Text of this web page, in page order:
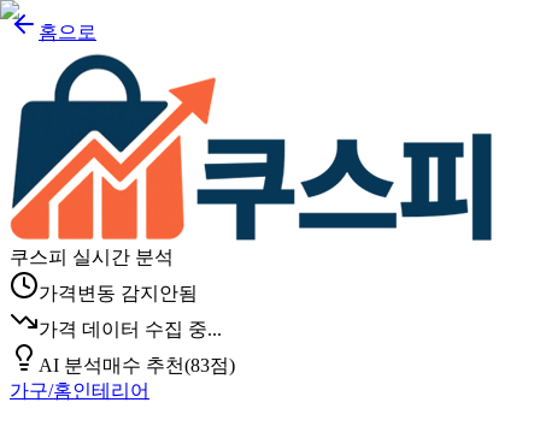
홈으로
쿠스피 실시간 분석
가격변동 감지안됨
가격 데이터 수집 중...
AI 분석매수 추천(83점)
가구/홈인테리어